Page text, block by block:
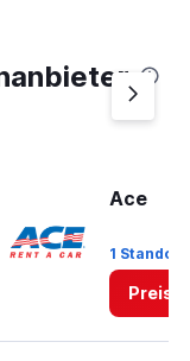
Ace
1 Standort
Preise